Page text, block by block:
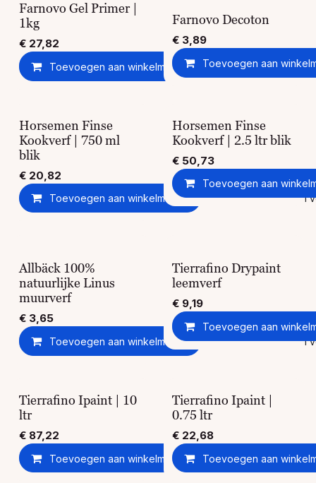
Farnovo Gel Primer |
1kg
€ 27,82
Toevoegen aan winkelmandje Toevoegen aan
Farnovo Decoton
€ 3,89
Toevoegen aan
Horsemen Finse
Kookverf | 750 ml
blik
€ 20,82
Toevoegen aan winkelmandje Toevoegen aan
Horsemen Finse
Kookverf | 2.5 ltr blik
€ 50,73
Toevoegen aan
Allbäck 100%
natuurlijke Linus
muurverf
€ 3,65
Toevoegen aan winkelmandje Toevoegen aan
Tierrafino Drypaint
leemverf
€ 9,19
Toevoegen aan
Tierrafino Ipaint | 10
ltr
€ 87,22
Toevoegen aan winkelmandje Toevoegen aan
Tierrafino Ipaint |
0.75 ltr
€ 22,68
Toevoegen aan